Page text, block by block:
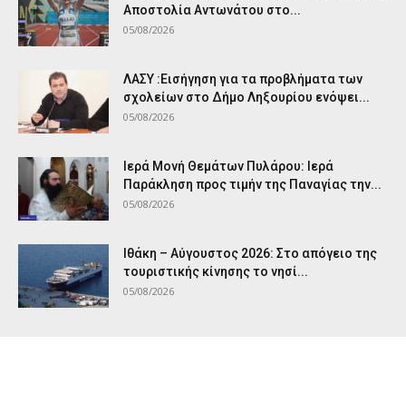
Αποστολία Αντωνάτου στο...
05/08/2026
ΛΑΣΥ :Εισήγηση για τα προβλήματα των
σχολείων στο Δήμο Ληξουρίου ενόψει...
05/08/2026
Ιερά Μονή Θεμάτων Πυλάρου: Ιερά
Παράκληση προς τιμήν της Παναγίας την...
05/08/2026
Ιθάκη – Αύγουστος 2026: Στο απόγειο της
τουριστικής κίνησης το νησί...
05/08/2026